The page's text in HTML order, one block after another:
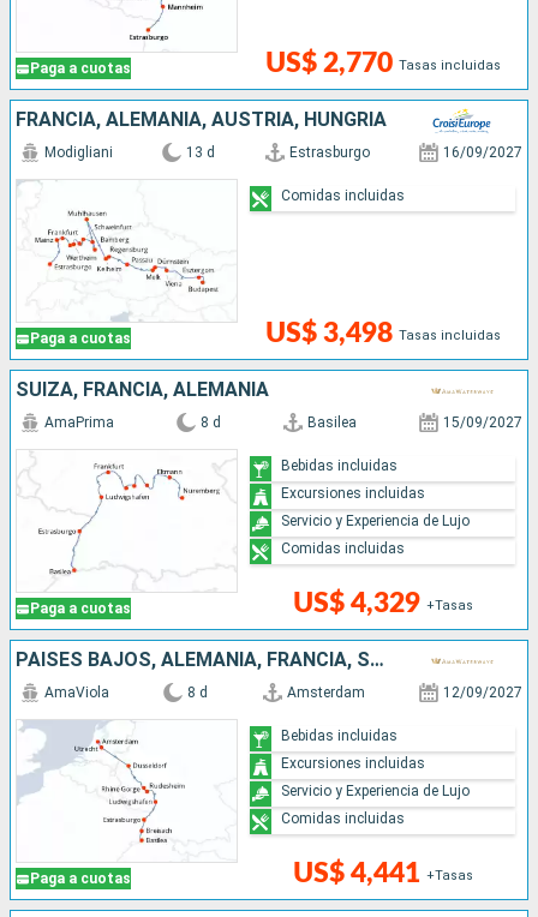
Paga a cuotas US$ 2,770 Tasas incluidas
FRANCIA, ALEMANIA, AUSTRIA, HUNGRÍA
Paga a cuotas
Modigliani 13 d Estrasburgo 16/09/2027
US$ 3,498 Tasas incluidas
Comidas incluidas
SUIZA, FRANCIA, ALEMANIA
Paga a cuotas
AmaPrima 8 d Basilea 15/09/2027
US$ 4,329 +Tasas
Bebidas incluidas
Excursiones incluidas
Servicio y Experiencia de Lujo
Comidas incluidas
PAISES BAJOS, ALEMANIA, FRANCIA, SUIZA
Paga a cuotas
AmaViola 8 d Amsterdam 12/09/2027
US$ 4,441 +Tasas
Bebidas incluidas
Excursiones incluidas
Servicio y Experiencia de Lujo
Comidas incluidas